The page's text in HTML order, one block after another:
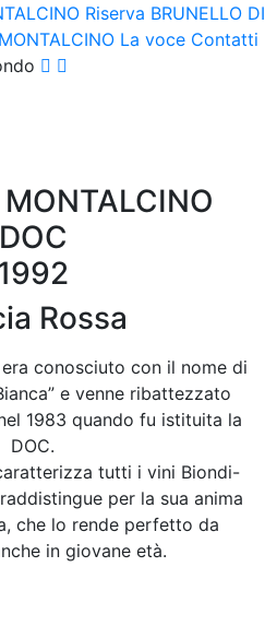
Riserva BRUNELLO DI
La voce Contatti
MONTALCINO
DOC
Rossa
conosciuto con il nome di
e venne ribattezzato
1983 quando fu istituita la
DOC.
tutti i vini Biondi-
per la sua anima
che lo rende perfetto da
in giovane età.